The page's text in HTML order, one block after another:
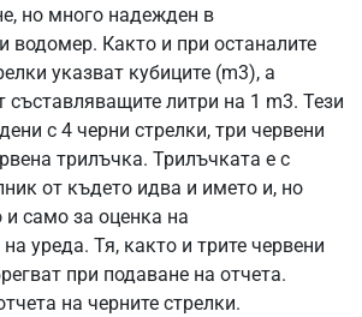
но много надежден в
водомер. Както и при останалите
указват кубиците (m3), а
съставляващите литри на 1 m3. Тези
с 4 черни стрелки, три червени
трилъчка. Трилъчката е с
от където идва и името и, но
само за оценка на
уреда. Тя, както и трите червени
при подаване на отчета.
на черните стрелки.